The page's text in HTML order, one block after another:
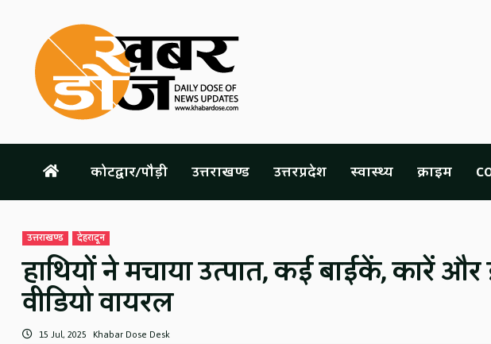
content
कोटद्वार/पौड़ी उत्तराखण्ड उत्तरप्रदेश स्वास्थ्य क्राइम
उत्तराखण्ड देहरादून
हाथियों ने मचाया उत्पात, कई बाईकें, कारें और
वीडियो वायरल
15 Jul, 2025 Khabar Dose Desk